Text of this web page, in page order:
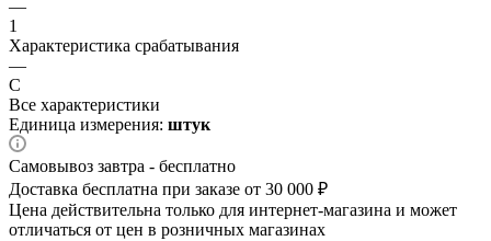
—
1
Характеристика срабатывания
—
C
Все характеристики
Единица измерения: штук
Самовывоз завтра - бесплатно
Доставка бесплатна при заказе от 30 000 ₽
Цена действительна только для интернет-магазина и может
отличаться от цен в розничных магазинах